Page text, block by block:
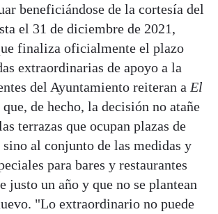
beneficiándose de la cortesía del
el 31 de diciembre de 2021,
finaliza oficialmente el plazo
extraordinarias de apoyo a la
del Ayuntamiento reiteran a El
que, de hecho, la decisión no atañe
terrazas que ocupan plazas de
al conjunto de las medidas y
para bares y restaurantes
justo un año y que no se plantean
"Lo extraordinario no puede